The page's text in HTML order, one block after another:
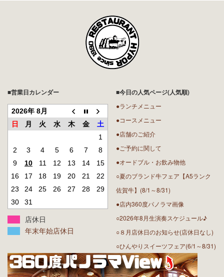
■営業日カレンダー
2026年 8月
日
月 火 水 木 金
土
1
2
3 4 5 6 7
8
9
10 11 12 13 14
15
16
17 18 19 20 21
22
23
24 25 26 27 28
29
30
31
店休日
年末年始店休日
■今日の人気ページ(人気順)
●ランチメニュー
●コースメニュー
●店舗のご紹介
●ご予約に関して
●オードブル・お飲み物他
○夏のブランド牛フェア【A5ランク
佐賀牛】(8/1～8/31)
●店内360度パノラマ画像
○2026年8月生演奏スケジュール♪
○８月店休日のお知らせ(店休日なし)
○ひんやりスイーツフェア(6/1～8/31)